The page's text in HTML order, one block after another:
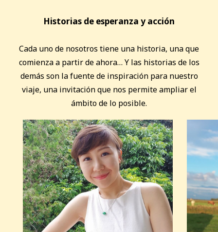
Historias de esperanza y acción
Cada uno de nosotros tiene una historia, una que
comienza a partir de ahora… Y las historias de los
demás son la fuente de inspiración para nuestro
viaje, una invitación que nos permite ampliar el
ámbito de lo posible.